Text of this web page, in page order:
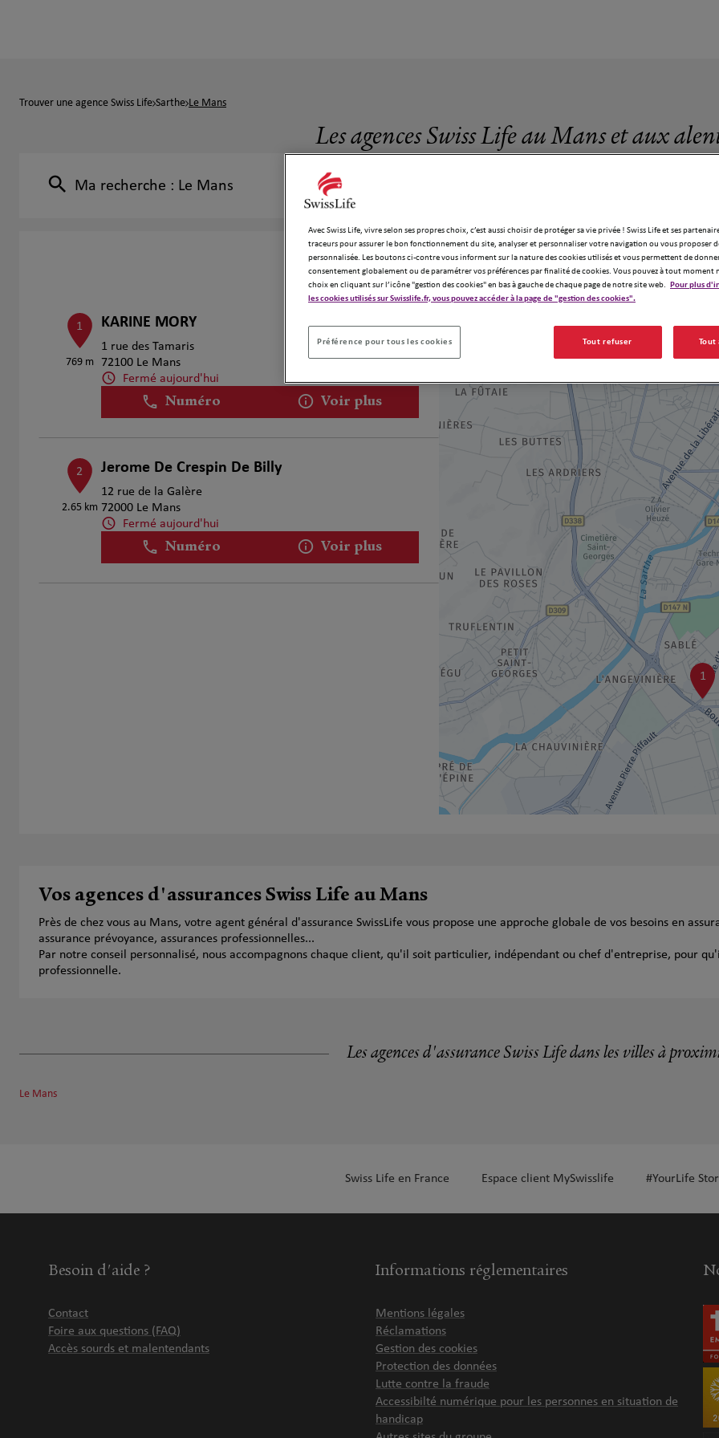
Trouver une agence Swiss Life Sarthe Le Mans
Les agences Swiss Life au Mans et aux
Ma recherche : Le Mans
2 agences Swiss Life au Mans
1
769 m
KARINE MORY
1 rue des Tamaris
72100 Le Mans
Fermé aujourd'hui
Numéro Voir plus
2
2.65 km
Jerome De Crespin De Billy
12 rue de la Galère
72000 Le Mans
Fermé aujourd'hui
Numéro Voir plus
1
Vos agences d'assurances Swiss Life au Mans
Près de chez vous au Mans, votre agent général d'assurance SwissLife vous propose une approche globale de vos besoins en
assurance prévoyance, assurances professionnelles...
Par notre conseil personnalisé, nous accompagnons chaque client, qu'il soit particulier, indépendant ou chef d'entreprise, pour
professionnelle.
Les agences d'assurance Swiss Life dans les villes à
Le Mans
Swiss Life en France Espace client MySwisslife #YourLife
Besoin d'aide ?
Contact
Foire aux questions (FAQ)
Accès sourds et malentendants
Informations réglementaires
Mentions légales
Réclamations
Gestion des cookies
Protection des données
Lutte contre la fraude
Accessibilté numérique pour les personnes en situation de
handicap
Avec Swiss Life, vivre selon ses propres choix, c’est aussi choisir de protéger sa vie privée ! Swiss Life et ses
traceurs pour assurer le bon fonctionnement du site, analyser et personnaliser votre navigation ou vous proposer
personnalisée. Les boutons ci-contre vous informent sur la nature des cookies utilisés et vous permettent de
consentement globalement ou de paramétrer vos préférences par finalité de cookies. Vous pouvez à tout moment
choix en cliquant sur l’icône "gestion des cookies" en bas à gauche de chaque page de notre site web.
Pour plus
les cookies utilisés sur Swisslife.fr, vous pouvez accéder à la page de "gestion des cookies".
Préférence pour tous les cookies Tout refuser